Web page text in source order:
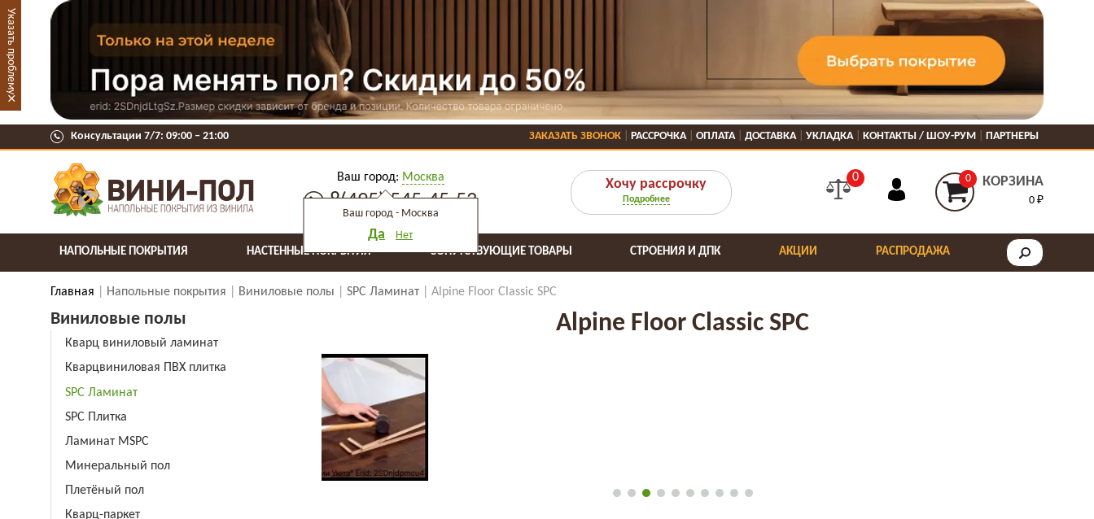
Консультации 7/7: 09:00 ‒ 21:00 ЗАКАЗАТЬ ЗВОНОК РАССРОЧКА ОПЛАТА ДОСТАВКА УКЛАДКА КОНТАКТЫ / ШОУ-РУМ ПАРТНЕРЫ
Ваш город: Москва
Ваш город - Москва
Да Нет
8(495) 545-45-53
Хочу рассрочку
Подробнее
0 0 КОРЗИНА
0 ₽
НАПОЛЬНЫЕ ПОКРЫТИЯ НАСТЕННЫЕ ПОКРЫТИЯ СОПУТСТВУЮЩИЕ ТОВАРЫ РАСПРОДАЖА
СТРОЕНИЯ И ДПК АКЦИИ
Главная Напольные покрытия Виниловые полы SPC Ламинат Alpine Floor Classic SPC
Виниловые полы
Кварц виниловый ламинат
Кварцвиниловая ПВХ плитка
SPC Ламинат
SPC Плитка
Ламинат MSPC
Минеральный пол
Плетёный пол
Кварц-паркет
Alpine Floor Classic SPC
Указать проблему
×